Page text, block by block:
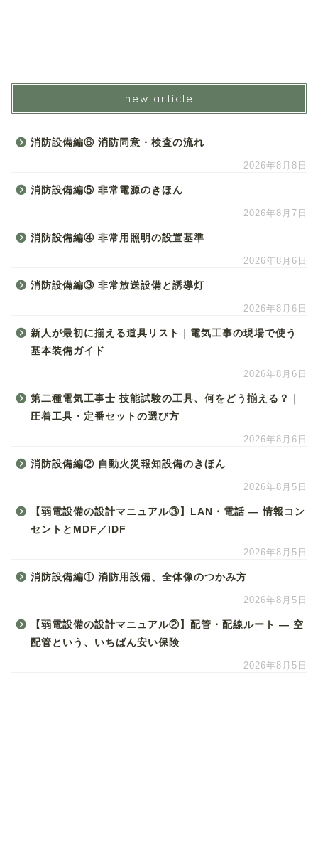
new article
消防設備編⑥ 消防同意・検査の流れ
2026年8月8日
消防設備編⑤ 非常電源のきほん
2026年8月7日
消防設備編④ 非常用照明の設置基準
2026年8月6日
消防設備編③ 非常放送設備と誘導灯
2026年8月6日
新人が最初に揃える道具リスト｜電気工事の現場で使う
基本装備ガイド
2026年8月6日
第二種電気工事士 技能試験の工具、何をどう揃える？｜
圧着工具・定番セットの選び方
2026年8月6日
消防設備編② 自動火災報知設備のきほん
2026年8月5日
【弱電設備の設計マニュアル③】LAN・電話 ― 情報コン
セントとMDF／IDF
2026年8月5日
消防設備編① 消防用設備、全体像のつかみ方
2026年8月5日
【弱電設備の設計マニュアル②】配管・配線ルート ― 空
配管という、いちばん安い保険
2026年8月5日